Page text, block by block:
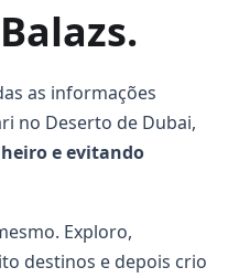
as informações
no Deserto de Dubai,
e evitando
Exploro,
destinos e depois crio